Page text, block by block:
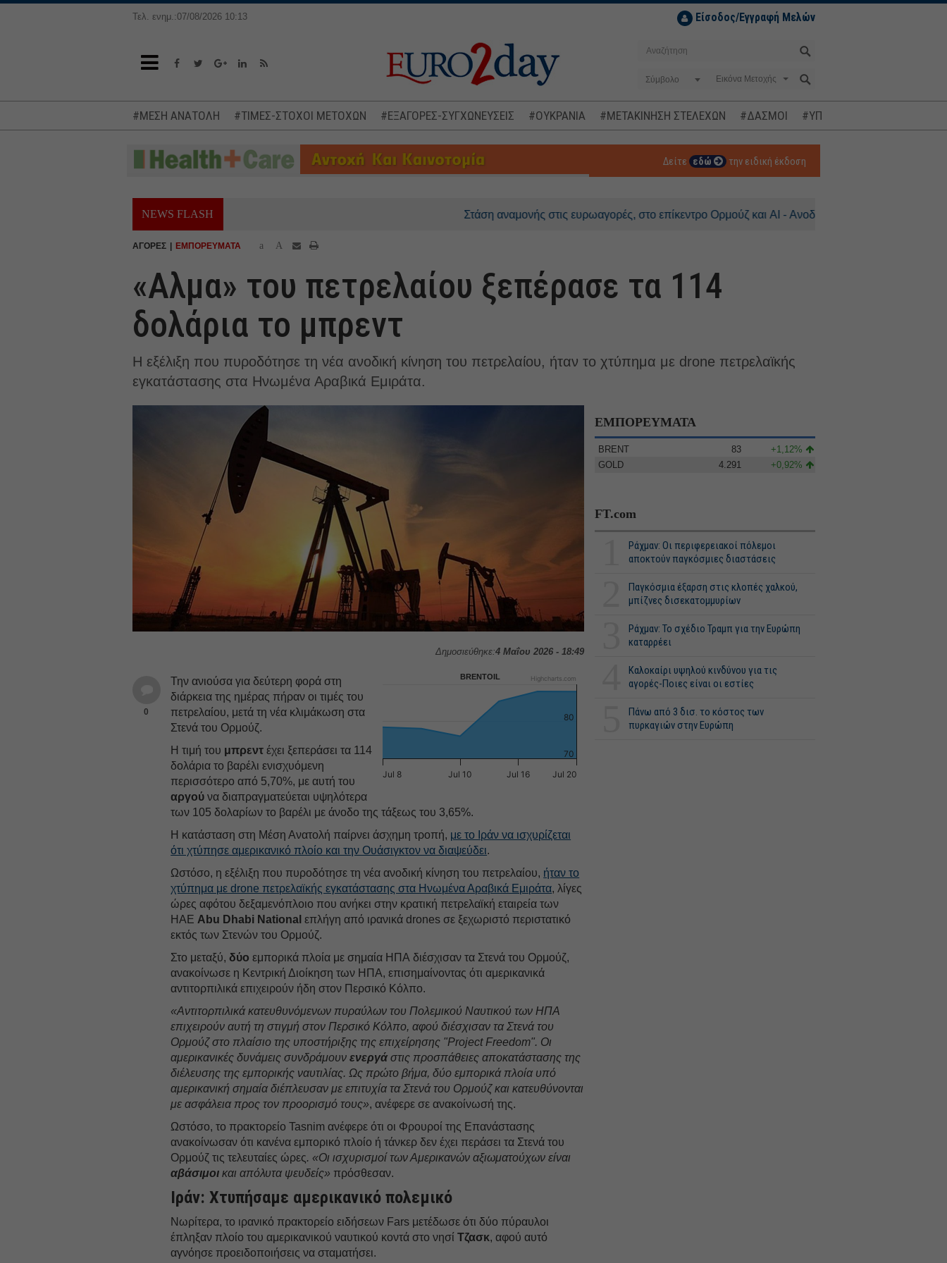
Τελ. ενημ.:07/08/2026 10:13 Είσοδος/Εγγραφή Μελών
Σύμβολο
#ΜΕΣΗ ΑΝΑΤΟΛΗ #ΤΙΜΕΣ-ΣΤΟΧΟΙ ΜΕΤΟΧΩΝ #ΕΞΑΓΟΡΕΣ-ΣΥΓΧΩΝΕΥΣΕΙΣ #ΟΥΚΡΑΝΙΑ #ΜΕΤΑΚΙΝΗΣΗ ΣΤΕΛΕΧΩΝ #ΔΑΣΜΟΙ #ΥΠΟΚΛΟΠΕΣ
Δείτε εδώ την ειδική έκδοση
NEWS FLASH Στάση αναμονής στις ευρωαγορές, στο επίκεντρο Ορμούζ και AI - Ανοδος 0,3% για τον DAX
ΑΓΟΡΕΣ ΕΜΠΟΡΕΥΜΑΤΑ a A
«Αλμα» του πετρελαίου ξεπέρασε τα 114
δολάρια το μπρεντ
Η εξέλιξη που πυροδότησε τη νέα ανοδική κίνηση του πετρελαίου, ήταν το χτύπημα με drone πετρελαϊκής
εγκατάστασης στα Ηνωμένα Αραβικά Εμιράτα.
Δημοσιεύθηκε:4 Μαΐου 2026 - 18:49
0
BRENTOIL
Jul 8 Jul 10 Jul 16 Jul 20
70
80
Highcharts.com
Την ανιούσα για δεύτερη φορά στη
διάρκεια της ημέρας πήραν οι τιμές του
πετρελαίου, μετά τη νέα κλιμάκωση στα
Στενά του Ορμούζ.
Η τιμή του μπρεντ έχει ξεπεράσει τα 114
δολάρια το βαρέλι ενισχυόμενη
περισσότερο από 5,70%, με αυτή του
αργού να διαπραγματεύεται υψηλότερα
των 105 δολαρίων το βαρέλι με άνοδο της τάξεως του 3,65%.
Η κατάσταση στη Μέση Ανατολή παίρνει άσχημη τροπή, με το Ιράν να ισχυρίζεται
ότι χτύπησε αμερικανικό πλοίο και την Ουάσιγκτον να διαψεύδει.
Ωστόσο, η εξέλιξη που πυροδότησε τη νέα ανοδική κίνηση του πετρελαίου, ήταν το
χτύπημα με drone πετρελαϊκής εγκατάστασης στα Ηνωμένα Αραβικά Εμιράτα, λίγες
ώρες αφότου δεξαμενόπλοιο που ανήκει στην κρατική πετρελαϊκή εταιρεία των
ΗΑΕ Abu Dhabi National επλήγη από ιρανικά drones σε ξεχωριστό περιστατικό
εκτός των Στενών του Ορμούζ.
Στο μεταξύ,δύοεμπορικά πλοία με σημαία ΗΠΑ διέσχισαν τα Στενά του Ορμούζ,
ανακοίνωσε η Κεντρική Διοίκηση των ΗΠΑ, επισημαίνοντας ότι αμερικανικά
αντιτορπιλικά επιχειρούν ήδη στον Περσικό Κόλπο.
«Αντιτορπιλικά κατευθυνόμενων πυραύλων του Πολεμικού Ναυτικού των ΗΠΑ
επιχειρούν αυτή τη στιγμή στον Περσικό Κόλπο, αφού διέσχισαν τα Στενά του
Ορμούζ στο πλαίσιο της υποστήριξης της επιχείρησης "Project Freedom". Οι
αμερικανικές δυνάμεις συνδράμουνενεργά στις προσπάθειες αποκατάστασης της
διέλευσης της εμπορικής ναυτιλίας. Ως πρώτο βήμα, δύο εμπορικά πλοία υπό
αμερικανική σημαία διέπλευσαν με επιτυχία τα Στενά του Ορμούζ και κατευθύνονται
με ασφάλεια προς τον προορισμό τους», ανέφερε σε ανακοίνωσή της.
Ωστόσο, το πρακτορείο Tasnim ανέφερε ότι οι Φρουροί της Επανάστασης
ανακοίνωσαν ότι κανένα εμπορικό πλοίο ή τάνκερ δεν έχει περάσει τα Στενά του
Ορμούζ τις τελευταίες ώρες. «Οι ισχυρισμοί των Αμερικανών αξιωματούχων είναι
αβάσιμοι και απόλυτα ψευδείς» πρόσθεσαν.
Ιράν: Χτυπήσαμε αμερικανικό πολεμικό
Νωρίτερα, το ιρανικό πρακτορείο ειδήσεων Fars μετέδωσε ότι δύο πύραυλοι
έπληξαν πλοίο του αμερικανικού ναυτικού κοντά στο νησίΤζασκ, αφού αυτό
αγνόησε προειδοποιήσεις να σταματήσει.
ΕΜΠΟΡΕΥΜΑΤΑ
BRENT 83
+1,12%
GOLD
4.291 +0,92%
FT.com
Ράχμαν: Οι περιφερειακοί πόλεμοι
αποκτούν παγκόσμιες διαστάσεις
Παγκόσμια έξαρση στις κλοπές χαλκού,
μπίζνες δισεκατομμυρίων
Ράχμαν: Το σχέδιο Τραμπ για την Ευρώπη
καταρρέει
Καλοκαίρι υψηλού κινδύνου για τις
αγορές-Ποιες είναι οι εστίες
Πάνω από 3 δισ. το κόστος των
πυρκαγιών στην Ευρώπη